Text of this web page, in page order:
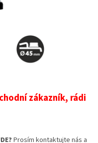
zákazník, rádi
Prosím kontaktujte nás a